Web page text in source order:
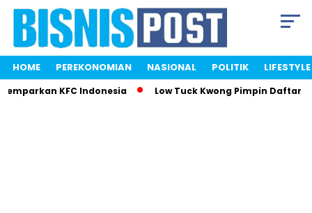
HOME PEREKONOMIAN NASIONAL POLITIK LIFESTYLE
KFC Indonesia Low Tuck Kwong Pimpin Daftar